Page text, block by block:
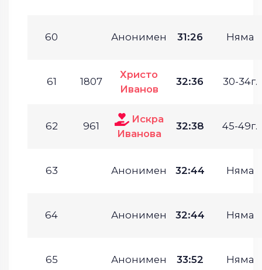
60 Анонимен 31:26 Няма
61 1807
Христо
Иванов
32:36 30-34г.
62 961
Искра
Иванова
32:38 45-49г.
63 Анонимен 32:44 Няма
64 Анонимен 32:44 Няма
65 Анонимен 33:52 Няма